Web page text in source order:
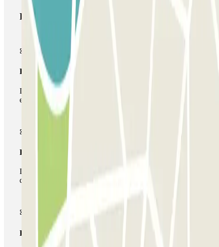
Produtos Parclick
Passe simples
Durante a sua estadia, só poderá entrar e sair do parque de
estacionamento uma vez.
Passe multiestacionamento
Durante a sua estadia, pode utilizar toda a rede de parques
de estacionamento deste operador disponível em Parclick.
Passe ilimitado